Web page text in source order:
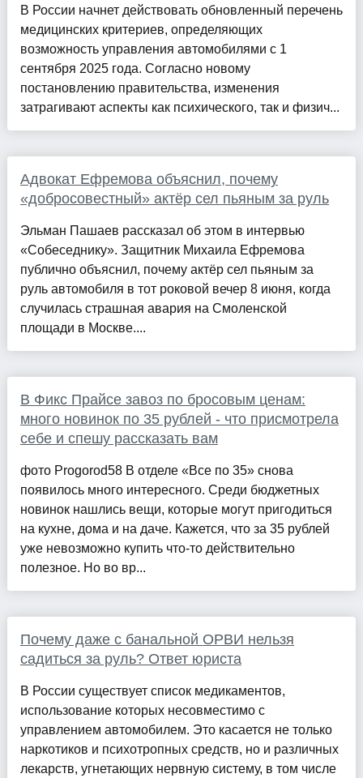
В России начнет действовать обновленный перечень
медицинских критериев, определяющих
возможность управления автомобилями с 1
сентября 2025 года. Согласно новому
постановлению правительства, изменения
затрагивают аспекты как психического, так и физич...
Адвокат Ефремова объяснил, почему
«добросовестный» актёр сел пьяным за руль
Эльман Пашаев рассказал об этом в интервью
«Собеседнику». Защитник Михаила Ефремова
публично объяснил, почему актёр сел пьяным за
руль автомобиля в тот роковой вечер 8 июня, когда
случилась страшная авария на Смоленской
площади в Москве....
В Фикс Прайсе завоз по бросовым ценам:
много новинок по 35 рублей - что присмотрела
себе и спешу рассказать вам
фото Progorod58 В отделе «Все по 35» снова
появилось много интересного. Среди бюджетных
новинок нашлись вещи, которые могут пригодиться
на кухне, дома и на даче. Кажется, что за 35 рублей
уже невозможно купить что-то действительно
полезное. Но во вр...
Почему даже с банальной ОРВИ нельзя
садиться за руль? Ответ юриста
В России существует список медикаментов,
использование которых несовместимо с
управлением автомобилем. Это касается не только
наркотиков и психотропных средств, но и различных
лекарств, угнетающих нервную систему, в том числе